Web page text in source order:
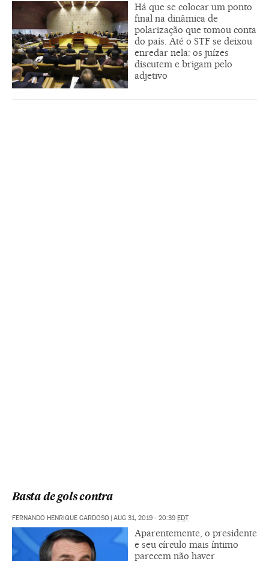
Há que se colocar um ponto
final na dinâmica de
polarização que tomou conta
do país. Até o STF se deixou
enredar nela: os juízes
discutem e brigam pelo
adjetivo
Basta de gols contra
FERNANDO HENRIQUE CARDOSO | AUG 31, 2019 - 20:39 EDT
Aparentemente, o presidente
e seu círculo mais íntimo
parecem não haver